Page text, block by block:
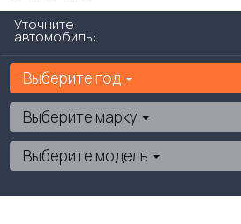
Уточните
автомобиль:
Выберите год
Выберите марку
Выберите модель